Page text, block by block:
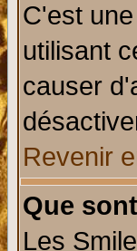
C'est
utilisant
causer
Revenir
Que
Les